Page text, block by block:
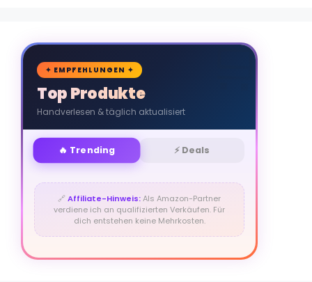
🛒
✦ EMPFEHLUNGEN ✦
Top Produkte
Handverlesen & täglich aktualisiert
🔥 Trending ⚡ Deals
🔗Affiliate-Hinweis:Als Amazon-Partner
verdiene ich an qualifizierten Verkäufen. Für
dich entstehen keine Mehrkosten.